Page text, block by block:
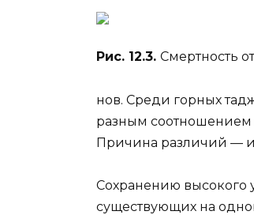
Рис. 12.3. Смертность
нов. Среди горных
разным
Причина различий —
Сохранению высокого
существующих на